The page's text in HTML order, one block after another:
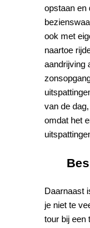
opstaan en
ook met
naartoe
aandrijving
van de
omdat het
Daarnaast
je niet te
tour bij een